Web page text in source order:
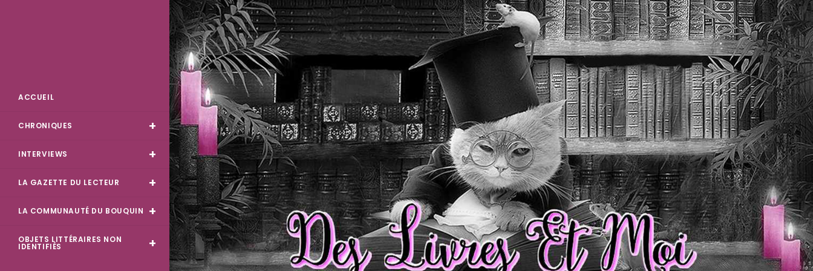
Skip
to
content
ACCUEIL
CHRONIQUES
INTERVIEWS
LA GAZETTE DU LECTEUR
LA COMMUNAUTÉ DU BOUQUIN
OBJETS LITTÉRAIRES NON
IDENTIFIÉS